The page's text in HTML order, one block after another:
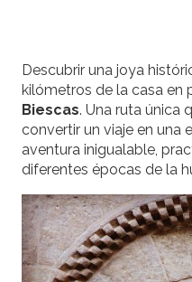
Descubrir una joya
kilómetros de la casa en
Biescas. Una ruta única
convertir un viaje en una
aventura inigualable,
diferentes épocas de la